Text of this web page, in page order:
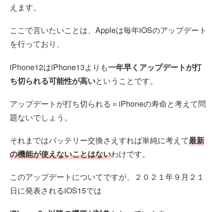
えます。
ここで言いたいことは、Appleは毎年iOSのアップデート
を行っており、
iPhone12はiPhone13よりも一年早くアップデートが打
ち切られる可能性が高いということです。
アップデートが打ち切られる＝iPhoneの寿命と考えて問
題ないでしょう。
それまではバッテリー交換さえすれば単純に考えて最新
の機能が使えないことはないわけです。
このアップデートについてですが、２０２１年９月２１
日に発表されるiOS15では